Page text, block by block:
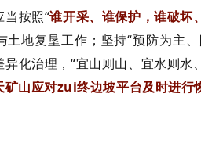
当按照“谁开采、谁保护，谁破坏
土地复垦工作；坚持“预防为主
化治理，“宜山则山、宜水则
矿山应对zui终边坡平台及时进行